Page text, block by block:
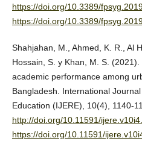
https://doi.org/10.3389/
https://doi.org/10.3389/
Shahjahan, M., Ahmed, K. R., Al
Hossain, S. y Khan, M. S.
academic performance among
Bangladesh. International
Education (IJERE), 10(4), 1140-
http://doi.org/10.11591/
https://doi.org/10.11591/